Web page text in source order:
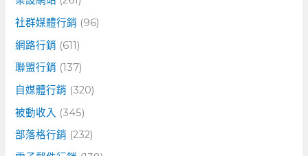
社群媒體行銷 (96)
網路行銷 (611)
聯盟行銷 (137)
自媒體行銷 (320)
被動收入 (345)
部落格行銷 (232)